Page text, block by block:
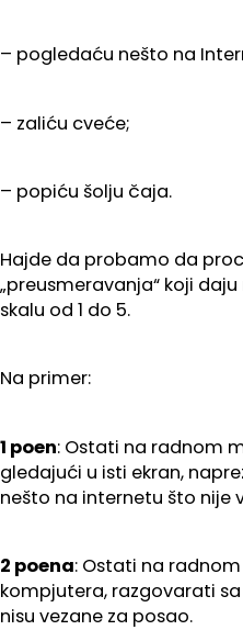
– pogledaću nešto na
– zaliću cveće;
– popiću šolju čaja.
Hajde da probamo da
„preusmeravanja“ koji
skalu od 1 do 5.
Na primer:
1 poen: Ostati na radnom
gledajući u isti ekran,
nešto na internetu što nije
2 poena: Ostati na
kompjutera, razgovarati
nisu vezane za posao.